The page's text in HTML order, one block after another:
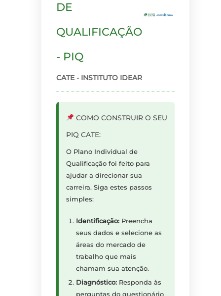
DE
QUALIFICAÇÃO
- PIQ
CATE - INSTITUTO IDEAR
COMO CONSTRUIR O SEU
PIQ CATE:
O Plano Individual de
Qualificação foi feito para
ajudar a direcionar sua
carreira. Siga estes passos
simples:
Identificação: Preencha
seus dados e selecione as
áreas do mercado de
trabalho que mais
chamam sua atenção.
Diagnóstico: Responda às
perguntas do questionário